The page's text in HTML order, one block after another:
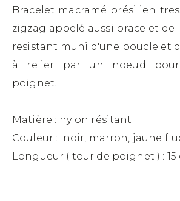
Bracelet macramé brésilien
zigzag appelé aussi bracelet de
resistant muni d'une boucle et
à relier par un noeud
poignet.
Matière : nylon résitant
Couleur : noir, marron, jaune
Longueur ( tour de poignet ) : 15